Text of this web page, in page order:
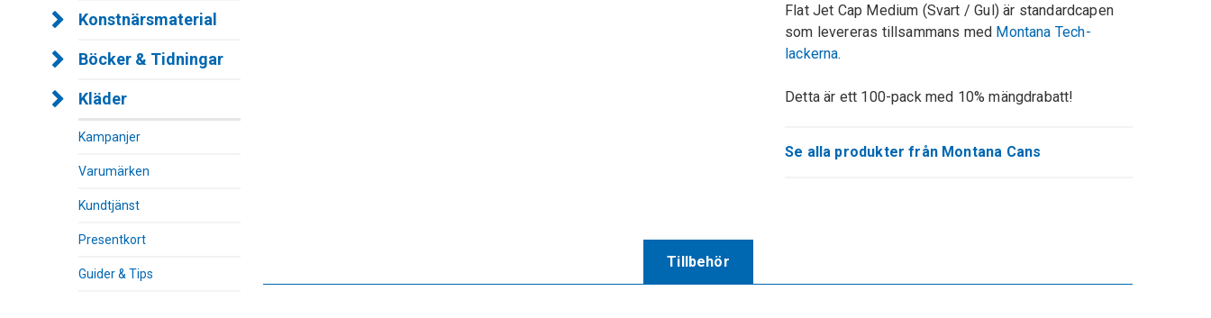
Konstnärsmaterial
Böcker & Tidningar
Kläder
Kampanjer
Varumärken
Kundtjänst
Presentkort
Guider & Tips
Flat Jet Cap Medium (Svart / Gul) är standardcapen
som levereras tillsammans med Montana Tech-
lackerna.
Detta är ett 100-pack med 10% mängdrabatt!
Se alla produkter från Montana Cans
Tillbehör